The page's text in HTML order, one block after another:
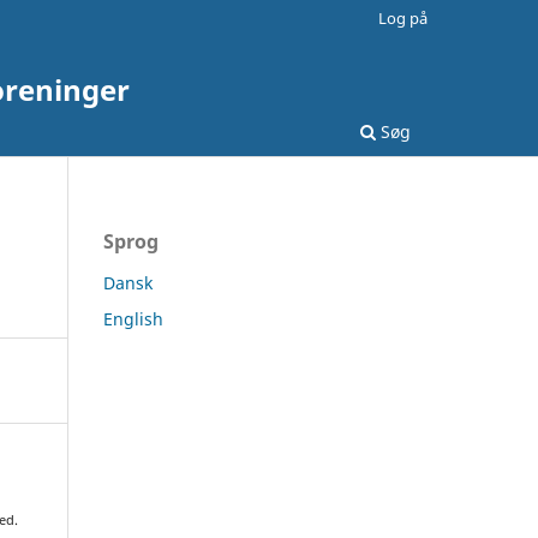
Søg
Log på
Sprog
Dansk
English